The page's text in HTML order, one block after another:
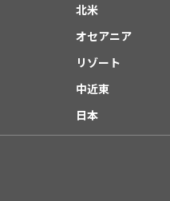
北米
オセアニア
リゾート
中近東
日本